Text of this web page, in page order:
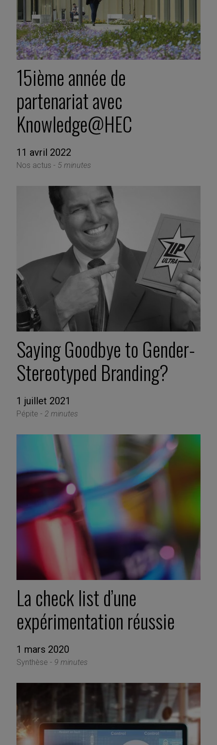
15ième année de
partenariat avec
Knowledge@HEC
11 avril 2022
Nos actus - 5 minutes
Saying Goodbye to Gender-
Stereotyped Branding?
1 juillet 2021
Pépite - 2 minutes
La check list d’une
expérimentation réussie
1 mars 2020
Synthèse - 9 minutes